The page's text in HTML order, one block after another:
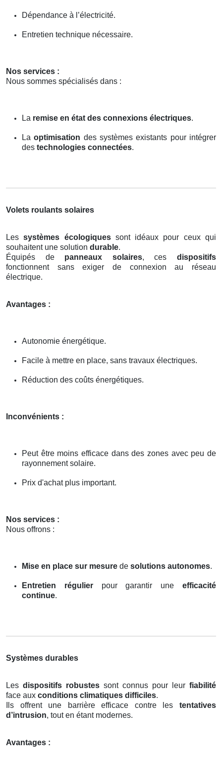
Dépendance à l’électricité.
Entretien technique nécessaire.
Nos services :
Nous sommes spécialisés dans :
La remise en état des connexions électriques.
Laoptimisation des systèmes existants pour intégrer
des technologies connectées.
Volets roulants solaires
Lessystèmes écologiquessont idéaux pour ceux qui
souhaitent une solution durable.
Équipés de panneaux solaires, cesdispositifs
fonctionnent sans exiger de connexion au réseau
électrique.
Avantages :
Autonomie énergétique.
Facile à mettre en place, sans travaux électriques.
Réduction des coûts énergétiques.
Inconvénients :
Peut être moins efficace dans des zones avec peu de
rayonnement solaire.
Prix d'achat plus important.
Nos services :
Nous offrons :
Mise en place sur mesure de solutions autonomes.
Entretien régulierpour garantir uneefficacité
continue.
Systèmes durables
Les dispositifs robustes sont connus pour leur fiabilité
face aux conditions climatiques difficiles.
Ils offrent une barrière efficace contre les tentatives
d’intrusion, tout en étant modernes.
Avantages :